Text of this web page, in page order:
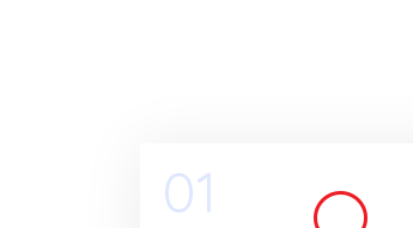
01